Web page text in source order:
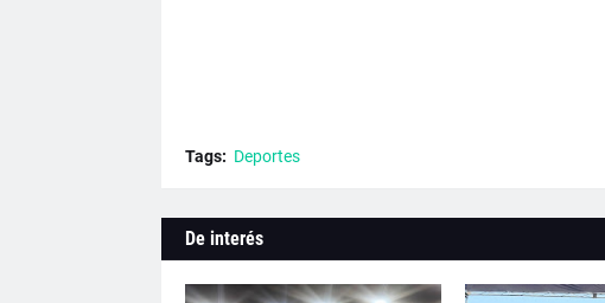
Tags: Deportes
De interés